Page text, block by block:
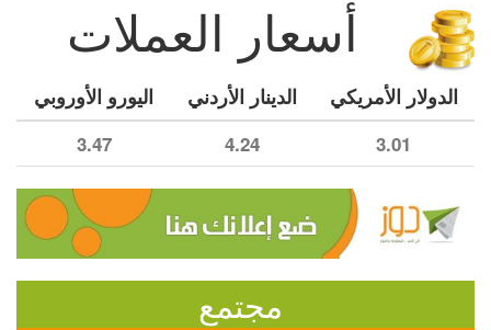
أسعار العملات
الدولار الأمريكي الدينار الأردني اليورو الأوروبي
3.01
4.24
3.47
مجتمع